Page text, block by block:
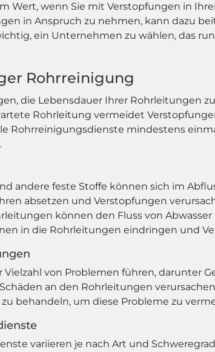
Wert, wenn Sie mit Verstopfungen in
in Anspruch zu nehmen, kann dazu
ein Unternehmen zu wählen, das
Rohrreinigung
die Lebensdauer Ihrer Rohrleitungen
Rohrleitung vermeidet
Rohrreinigungsdienste mindestens
andere feste Stoffe können sich im
absetzen und Verstopfungen
können den Fluss von
in die Rohrleitungen eindringen und
von Problemen führen, darunter
an den Rohrleitungen
behandeln, um diese Probleme zu
variieren je nach Art und